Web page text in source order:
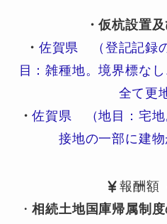
・仮杭設置
・ 佐賀県 （登記記録
目：雑種地。境界標な
全て更
・佐賀県 （地目：宅地
接地の一部に建物
報酬額
・相続土地国庫帰属制